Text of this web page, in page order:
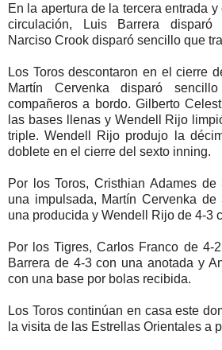
En la apertura de la tercera entrada
circulación, Luis Barrera
Narciso Crook disparó sencillo que
Los Toros descontaron en el cierre
Martín Cervenka disparó
compañeros a bordo. Gilberto
las bases llenas y Wendell Rijo
triple. Wendell Rijo produjo la
doblete en el cierre del sexto inning.
Por los Toros, Cristhian Adames
una impulsada, Martín Cervenka
una producida y Wendell Rijo de 4-3
Por los Tigres, Carlos Franco de 4-
Barrera de 4-3 con una anotada y
con una base por bolas recibida.
Los Toros continúan en casa este
la visita de las Estrellas Orientales a